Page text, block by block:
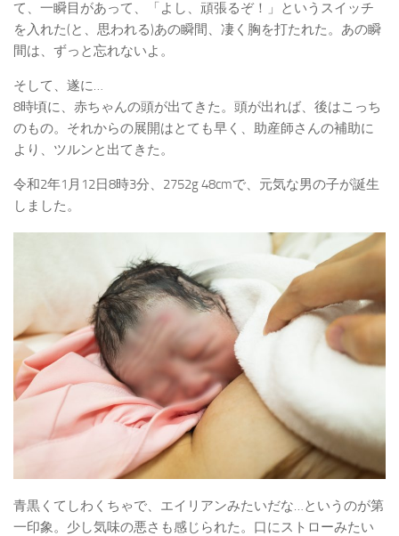
て、一瞬目があって、「よし、頑張るぞ！」というスイッチ
を入れた(と、思われる)あの瞬間、凄く胸を打たれた。あの瞬
間は、ずっと忘れないよ。
そして、遂に…
8時頃に、赤ちゃんの頭が出てきた。頭が出れば、後はこっち
のもの。それからの展開はとても早く、助産師さんの補助に
より、ツルンと出てきた。
令和2年1月12日8時3分、2752g 48cmで、元気な男の子が誕生
しました。
青黒くてしわくちゃで、エイリアンみたいだな…というのが第
一印象。少し気味の悪さも感じられた。口にストローみたい